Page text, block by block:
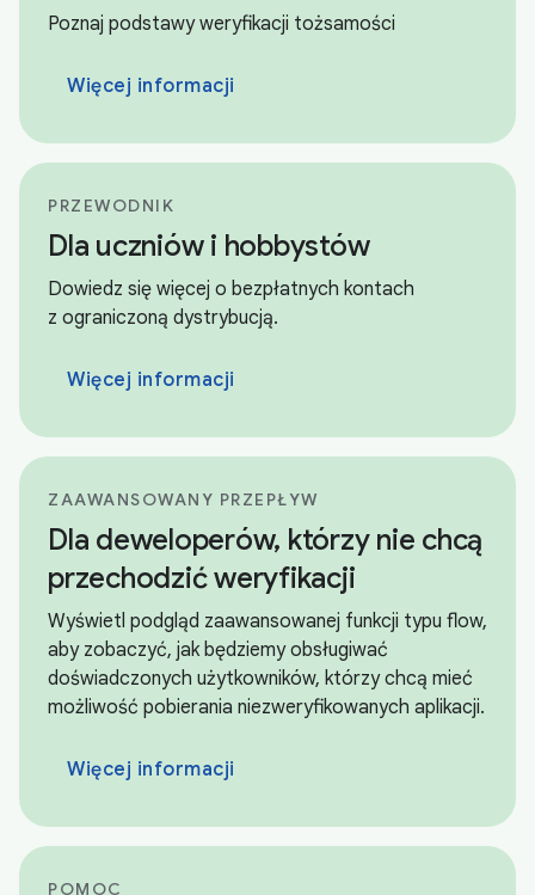
Poznaj podstawy weryfikacji tożsamości
Więcej informacji
PRZEWODNIK
Dla uczniów i hobbystów
Dowiedz się więcej o bezpłatnych kontach
z ograniczoną dystrybucją.
Więcej informacji
ZAAWANSOWANY PRZEPŁYW
Dla deweloperów, którzy nie chcą
przechodzić weryfikacji
Wyświetl podgląd zaawansowanej funkcji typu flow,
aby zobaczyć, jak będziemy obsługiwać
doświadczonych użytkowników, którzy chcą mieć
możliwość pobierania niezweryfikowanych aplikacji.
Więcej informacji
POMOC